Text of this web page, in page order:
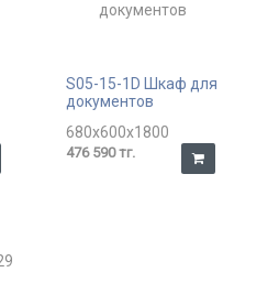
S05-15-1D Шкаф для
документов
680x600x1800
476 590 тг.